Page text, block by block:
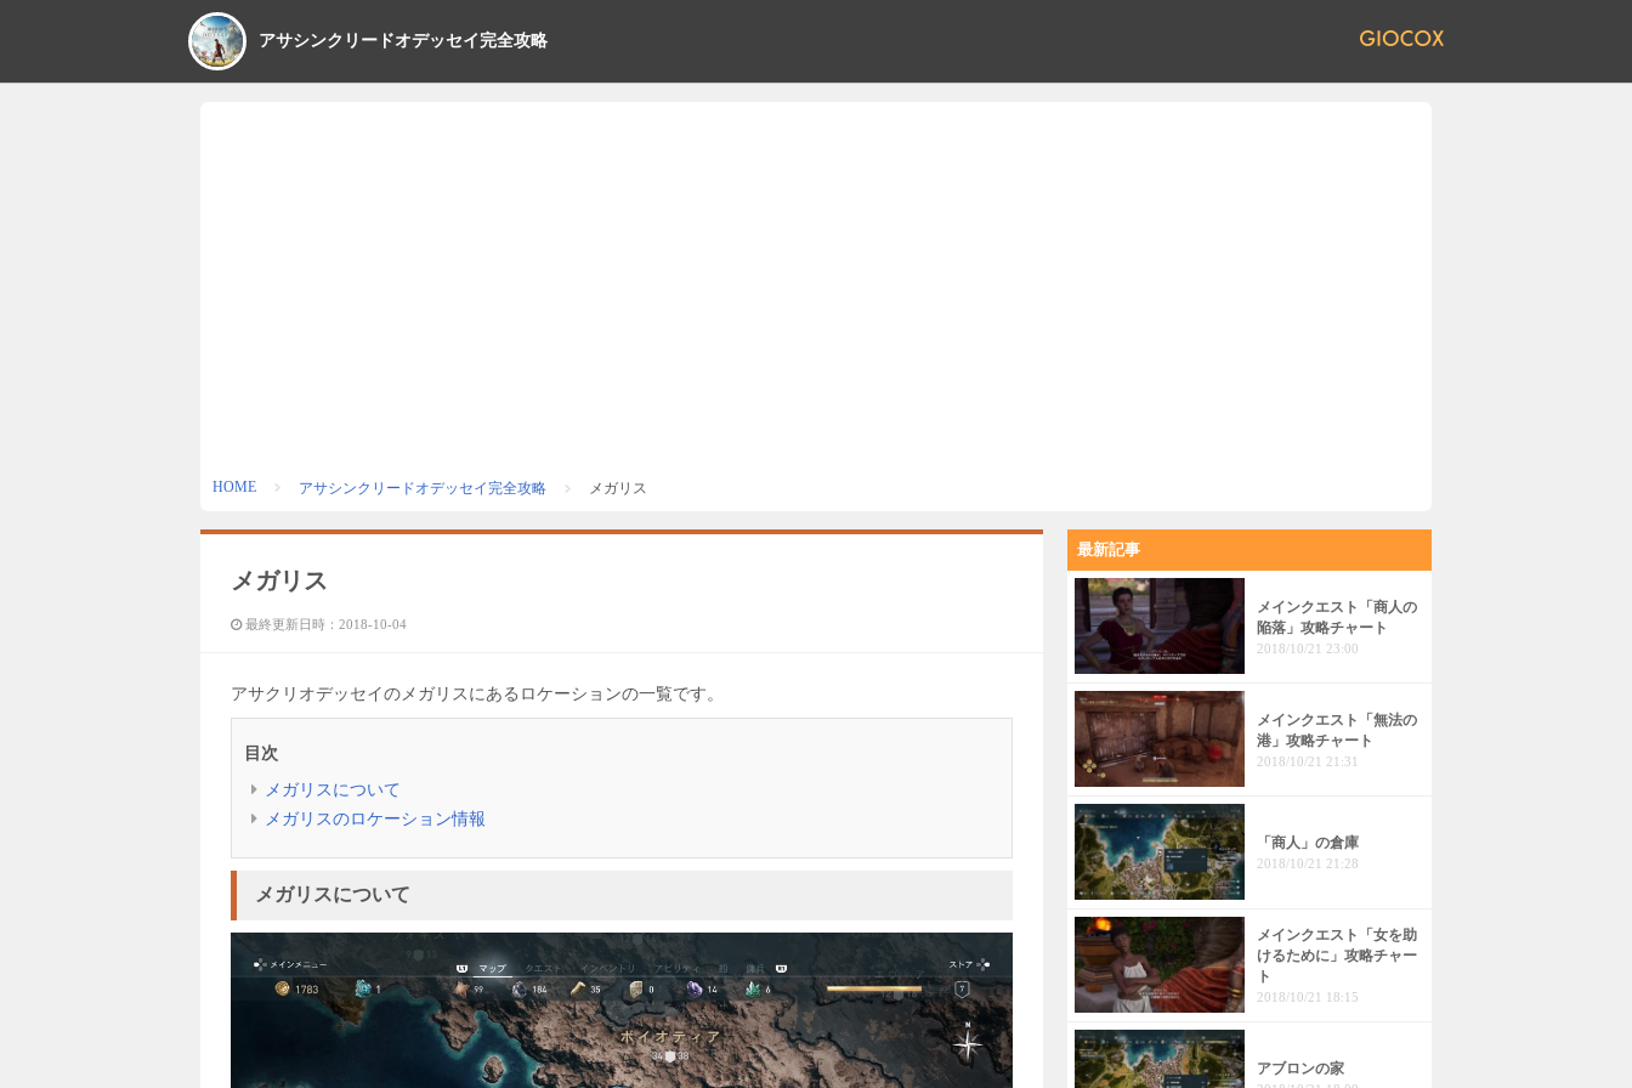
アサシンクリードオデッセイ完全攻略
HOME アサシンクリードオデッセイ完全攻略 メガリス
メガリス
最終更新日時： 2018-10-04
アサクリオデッセイのメガリスにあるロケーションの一覧です。
目次
メガリスについて
メガリスのロケーション情報
メガリスについて
最新記事
メインクエスト「商人の
陥落」攻略チャート
2018/10/21 23:00
メインクエスト「無法の
港」攻略チャート
2018/10/21 21:31
「商人」の倉庫
2018/10/21 21:28
メインクエスト「女を助
けるために」攻略チャー
ト
2018/10/21 18:15
アブロンの家